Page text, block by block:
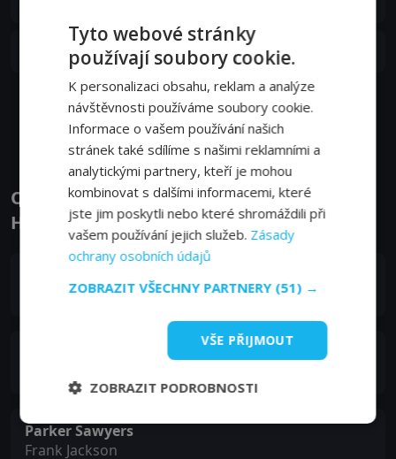
2. epizoda: 2. epizoda
Zobrazit další epizody
Obsazení filmu nebo pořadu Spy/Master -
Herci a tvůrci
Victor Godeanu
Parker Sawyers
Frank Jackson
Tyto webové stránky
používají soubory cookie.
K personalizaci obsahu, reklam a analýze
návštěvnosti používáme soubory cookie.
Informace o vašem používání našich
stránek také sdílíme s našimi reklamními a
analytickými partnery, kteří je mohou
kombinovat s dalšími informacemi, které
jste jim poskytli nebo které shromáždili při
vašem používání jejich služeb. Zásady
ochrany osobních údajů
ZOBRAZIT VŠECHNY PARTNERY (51) →
VŠE PŘIJMOUT
ZOBRAZIT PODROBNOSTI